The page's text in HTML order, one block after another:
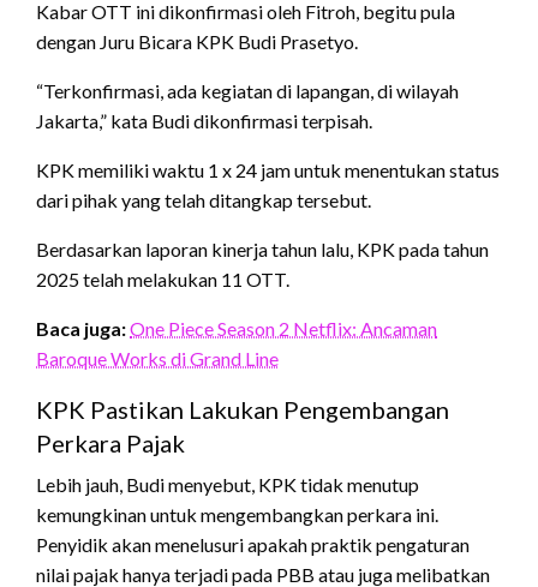
Kabar OTT ini dikonfirmasi oleh Fitroh, begitu pula
dengan Juru Bicara KPK Budi Prasetyo.
“Terkonfirmasi, ada kegiatan di lapangan, di wilayah
Jakarta,” kata Budi dikonfirmasi terpisah.
KPK memiliki waktu 1 x 24 jam untuk menentukan status
dari pihak yang telah ditangkap tersebut.
Berdasarkan laporan kinerja tahun lalu, KPK pada tahun
2025 telah melakukan 11 OTT.
Baca juga:One Piece Season 2 Netflix: Ancaman
Baroque Works di Grand Line
KPK Pastikan Lakukan Pengembangan
Perkara Pajak
Lebih jauh, Budi menyebut, KPK tidak menutup
kemungkinan untuk mengembangkan perkara ini.
Penyidik akan menelusuri apakah praktik pengaturan
nilai pajak hanya terjadi pada PBB atau juga melibatkan